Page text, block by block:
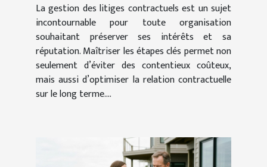
La gestion des litiges contractuels est un sujet
incontournable pour toute organisation
souhaitant préserver ses intérêts et sa
réputation. Maîtriser les étapes clés permet non
seulement d’éviter des contentieux coûteux,
mais aussi d’optimiser la relation contractuelle
sur le long terme....